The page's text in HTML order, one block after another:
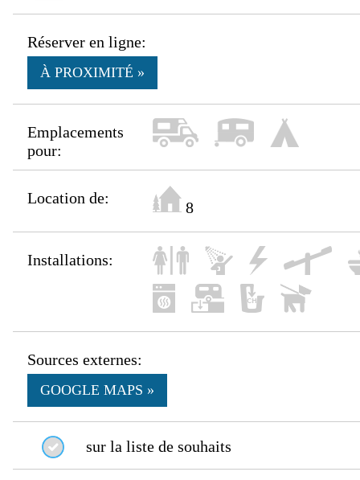
Réserver en ligne:
À PROXIMITÉ »
Emplacements
pour:
Location de:
8
Installations:
Sources externes:
GOOGLE MAPS »
sur la liste de souhaits